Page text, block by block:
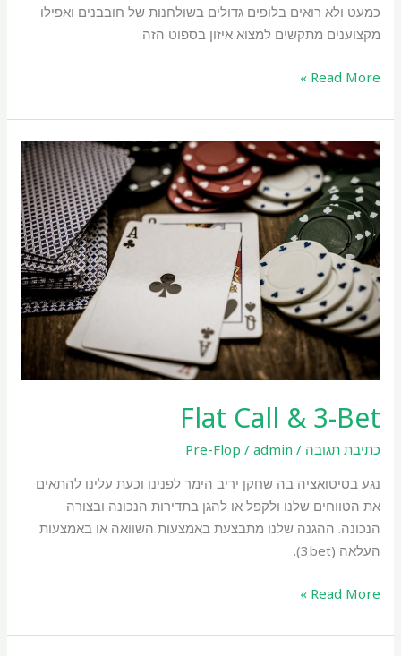
כמעט ולא רואים בלופים גדולים בשולחנות של חובבנים ואפילו
מקצוענים מתקשים למצוא איזון בספוט הזה.
Read More »
Flat Call & 3-Bet
כתיבת תגובה /
Pre-Flop / admin
נגע בסיטואציה בה שחקן יריב הימר לפנינו וכעת עלינו להתאים
את הטווחים שלנו ולקפל או להגן בתדירות הנכונה ובצורה
הנכונה. ההגנה שלנו מתבצעת באמצעות השוואה או באמצעות
העלאה (3bet).
Flat
Call
&
3-
Bet
Read More »